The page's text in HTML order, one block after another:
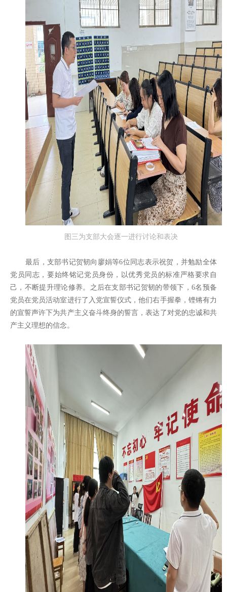
图三为支部大会逐一进行讨论和表决
最后，支部书记贺韧向廖娟等6位同志表示祝贺，并勉励全体
党员同志，要始终铭记党员身份，以优秀党员的标准严格要求自
己，不断提升理论修养。之后在支部书记贺韧的带领下，6名预备
党员在党员活动室进行了入党宣誓仪式，他们右手握拳，铿锵有力
的宣誓声许下为共产主义奋斗终身的誓言，表达了对党的忠诚和共
产主义理想的信念。